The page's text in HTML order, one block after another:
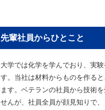
先輩社員からひとこと
大学では化学を学んでおり、実
す。当社は材料からものを作る
ます。ベテランの社員から技術
せんが、社員全員が顔見知りで